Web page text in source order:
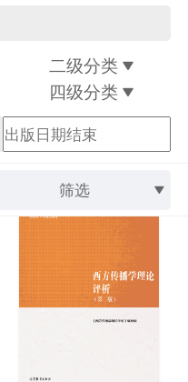
二级分类
四级分类
筛选